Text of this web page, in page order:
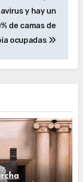
y hay un
de camas de
ocupadas